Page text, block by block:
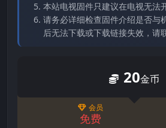
本站电视固件只建议在电视无法
请务必详细检查固件介绍是否与
后无法下载或下载链接失效，请
20金币
会员
免费